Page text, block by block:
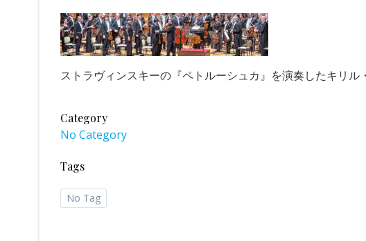
ストラヴィンスキーの『ペトルーシュカ』を演奏したキリ
Category
No Category
Tags
No Tag